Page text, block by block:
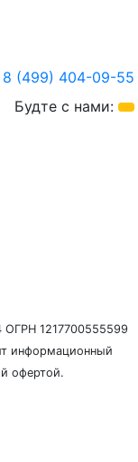
1217700555599
информационный
офертой.
8 (499) 404-09-55
Будте с нами: